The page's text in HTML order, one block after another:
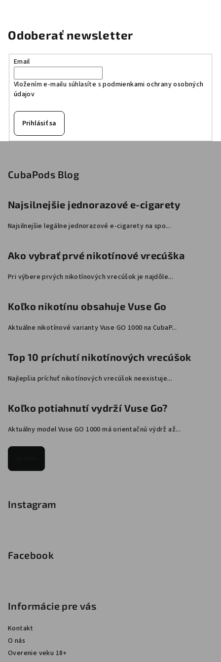
Odoberať newsletter
Email
Vložením e-mailu súhlasíte spodmienkami ochrany osobných
údajov
Prihlásiť sa
CubaPods Blog
Najsilnejšie jednorazové e-cigarety
Najsilnejšie legálne jednorazové e-cigarety na spo...
Ako vybrať prvé nikotínové vrecúška
Pri výbere prvých nikotínových vrecúšok je najdôle...
Koľko nikotínu obsahuje Vuse Go
Aktuálne nikotínové varianty Vuse GO 1000 na CubaP...
Top 10 príchutí nikotínových vrecúšok
Najlepšia príchuť nikotínových vrecúšok neexistuje...
Koľko potiahnutí vydrží Vuse Go?
Aktuálny model Vuse GO 1000 má orientačnú výdrž až...
Instagram
Facebook
Informácie pre vás
Kontakt
O nás
Overenie veku 18+